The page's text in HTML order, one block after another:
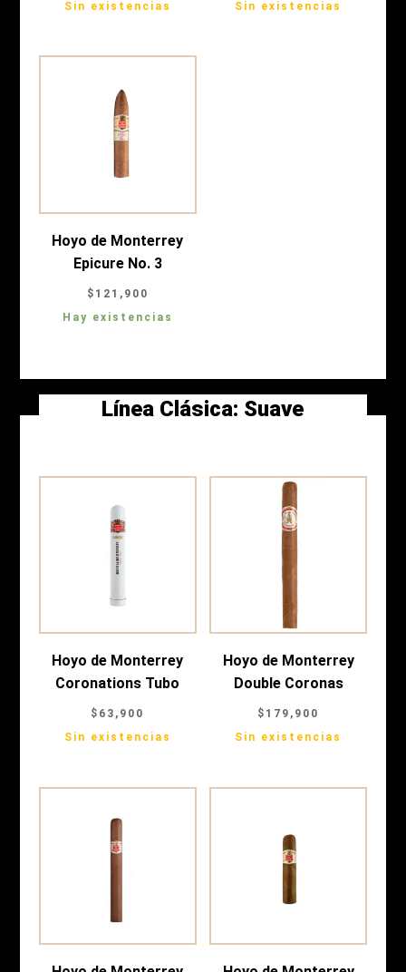
Sin existencias Sin existencias
Hoyo de Monterrey
Epicure No. 3
$ 121,900
Hay existencias
Línea Clásica: Suave
Hoyo de Monterrey
Coronations Tubo
$ 63,900
Sin existencias
Hoyo de Monterrey
Double Coronas
$ 179,900
Sin existencias